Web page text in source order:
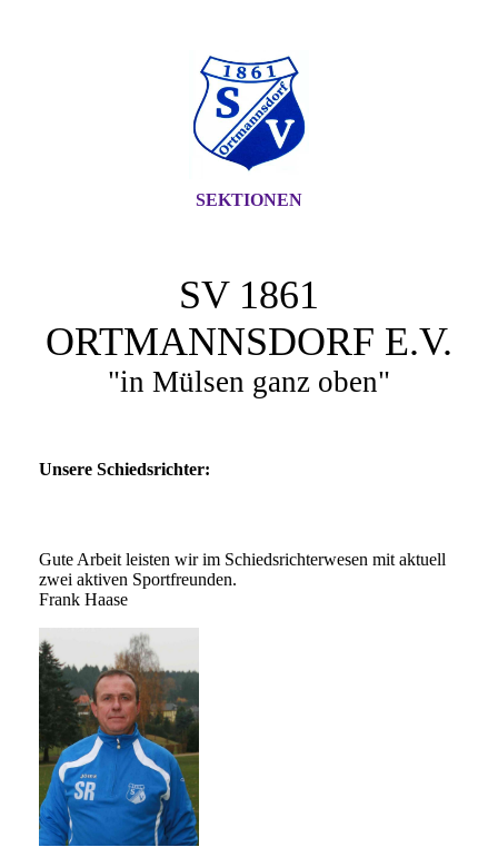
SEKTIONEN
SV 1861
ORTMANNSDORF E.V.
"in Mülsen ganz oben"
Unsere Schiedsrichter:
Gute Arbeit leisten wir im Schiedsrichterwesen mit aktuell
zwei aktiven Sportfreunden.
Frank Haase